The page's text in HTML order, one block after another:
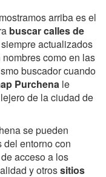
arriba es el
buscar calles de
actualizados
como en las
buscador cuando
Purchena le
de la ciudad de
se pueden
del entorno con
acceso a los
y otrossitios